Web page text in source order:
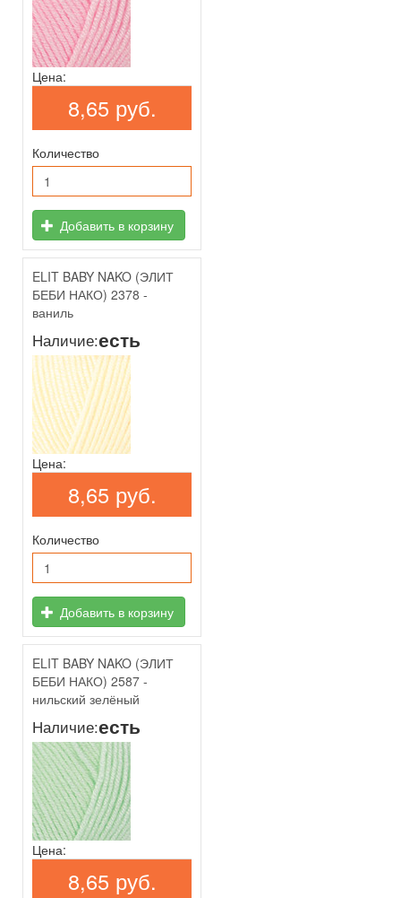
Цена:
8,65 руб.
Количество
Добавить в корзину
ELIT BABY NAKO (ЭЛИТ
БЕБИ НАКО) 2378 -
ваниль
Наличие:есть
Цена:
8,65 руб.
Количество
Добавить в корзину
ELIT BABY NAKO (ЭЛИТ
БЕБИ НАКО) 2587 -
нильский зелёный
Наличие:есть
Цена:
8,65 руб.